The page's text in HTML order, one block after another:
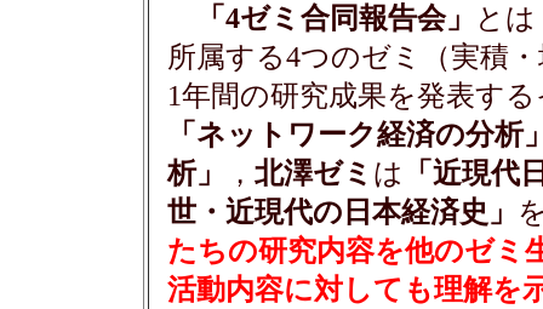
「4ゼミ合同報告会」
と
所属する4つのゼミ（実積
1年間の研究成果を発表す
「ネットワーク経済の分析
析」
， 北澤ゼミ は
「近現代
世・近現代の日本経済史」
たちの研究内容を他のゼミ
活動内容に対しても理解を